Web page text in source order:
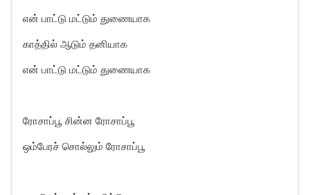
என் பாட்டு மட்டும் துணையாக
காத்தில் ஆடும் தனியாக
என் பாட்டு மட்டும் துணையாக
ரோசாப்பூ சின்ன ரோசாப்பூ
ஒம்பேரச் சொல்லும் ரோசாப்பூ